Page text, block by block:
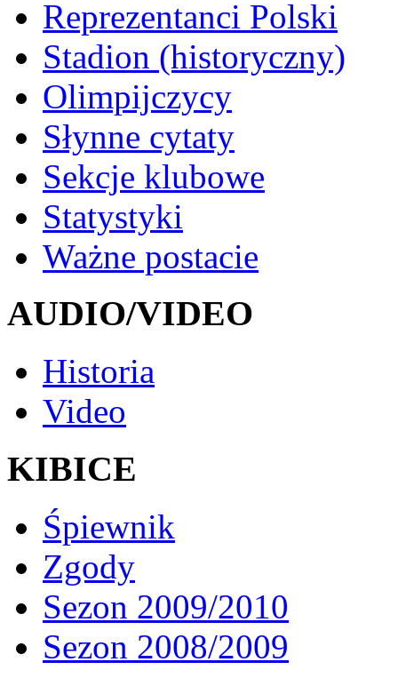
Reprezentanci Polski
Stadion (historyczny)
Olimpijczycy
Słynne cytaty
Sekcje klubowe
Statystyki
Ważne postacie
AUDIO/VIDEO
Historia
Video
KIBICE
Śpiewnik
Zgody
Sezon 2009/2010
Sezon 2008/2009